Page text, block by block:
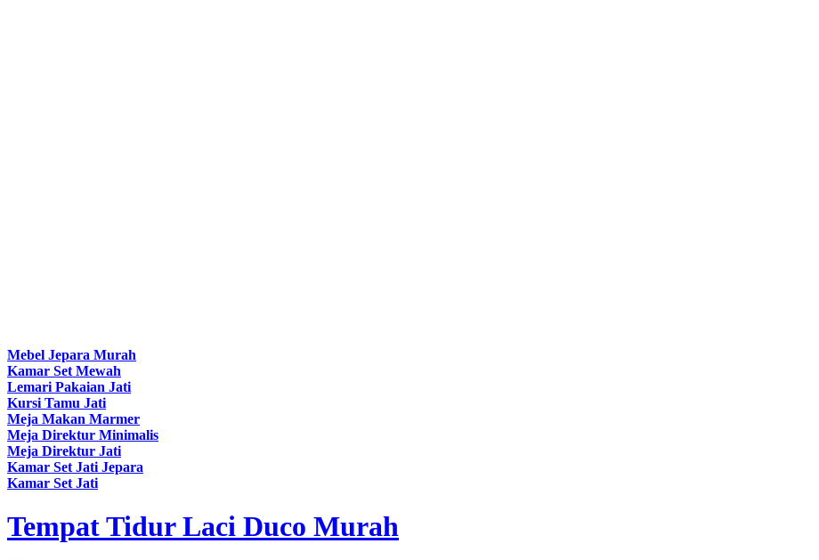
Mebel Jepara Murah
Kamar Set Mewah
Lemari Pakaian Jati
Kursi Tamu Jati
Meja Makan Marmer
Meja Direktur Minimalis
Meja Direktur Jati
Kamar Set Jati Jepara
Kamar Set Jati
Tempat Tidur Laci Duco Murah